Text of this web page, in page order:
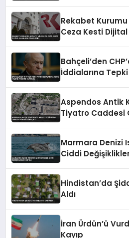
Rekabet Kurumu
Ceza Kesti
Bahçeli’den
İddialarına Tepki
Aspendos Antik
Tiyatro Caddesi
Marmara Denizi
Ciddi
Hindistan’da
Aldı
İran Ürdün’ü
Kayıp